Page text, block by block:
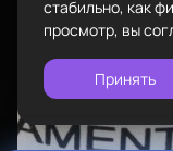
стабильно, как
просмотр, вы
Принять